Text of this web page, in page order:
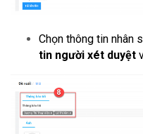
Chọn thông tin nhân
tin người xét duyệt